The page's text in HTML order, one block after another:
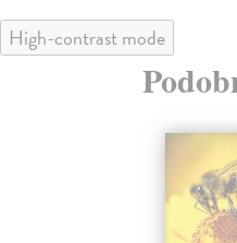
High-contrast mode